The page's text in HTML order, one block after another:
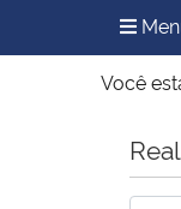
Você
Início